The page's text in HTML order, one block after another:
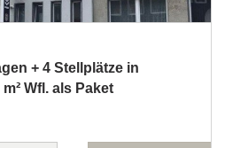
+ 4 Stellplätze in
Wfl. als Paket